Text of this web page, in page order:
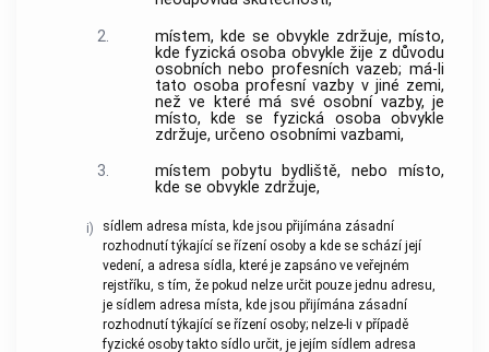
2.
místem, kde se obvykle zdržuje, místo,
kde fyzická osoba obvykle žije z důvodu
osobních nebo profesních vazeb; má-li
tato osoba profesní vazby v jiné zemi,
než ve které má své osobní vazby, je
místo, kde se fyzická osoba obvykle
zdržuje, určeno osobními vazbami,
3.
místem pobytu bydliště, nebo místo,
kde se obvykle zdržuje,
i) sídlem adresa místa, kde jsou přijímána zásadní
rozhodnutí týkající se řízení osoby a kde se schází její
vedení, a adresa sídla, které je zapsáno ve veřejném
rejstříku, s tím, že pokud nelze určit pouze jednu adresu,
je sídlem adresa místa, kde jsou přijímána zásadní
rozhodnutí týkající se řízení osoby; nelze-li v případě
fyzické osoby takto sídlourčit, je jejím sídlem adresa